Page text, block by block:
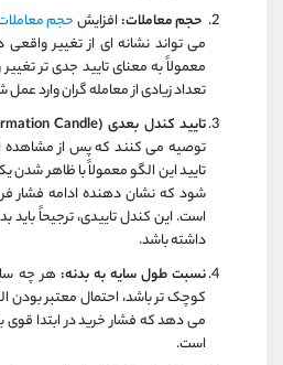
حجم معاملات: افزایشحجم
می‌ تواند نشانه‌ ای از تغییر واقعی
معمولاً به معنای تایید جدی‌ تر
تعداد زیادی از معامله‌ گران وارد عمل
تایید کندل بعدی (Confirmation Candle):
توصیه می‌ کنند که پس از مشاهده
تایید این الگو معمولاً با ظاهر شدن
شود که نشان‌ دهنده ادامه فشار
است. این کندل تاییدی، ترجیحاً باید
داشته باشد.
نسبت طول سایه به بدنه: هر چه
کوچک‌ تر باشد، احتمال معتبر
می‌ دهد که فشار خرید در ابتدا
است.